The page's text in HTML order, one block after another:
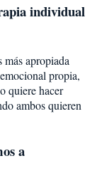
individual
apropiada
propia,
quiere hacer
ambos quieren
a